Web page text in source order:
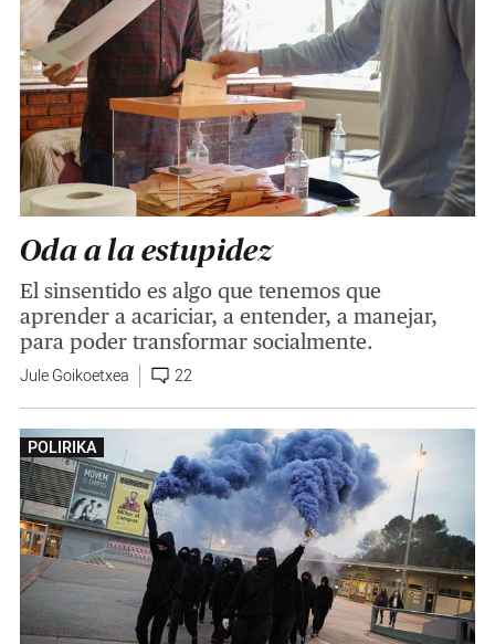
Oda a la estupidez
El sinsentido es algo que tenemos que
aprender a acariciar, a entender, a manejar,
para poder transformar socialmente.
Jule Goikoetxea 22
POLIRIKA